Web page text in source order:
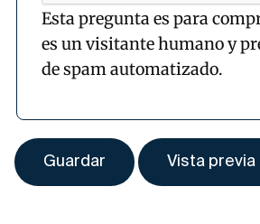
Esta pregunta es para
es un visitante humano y
de spam automatizado.